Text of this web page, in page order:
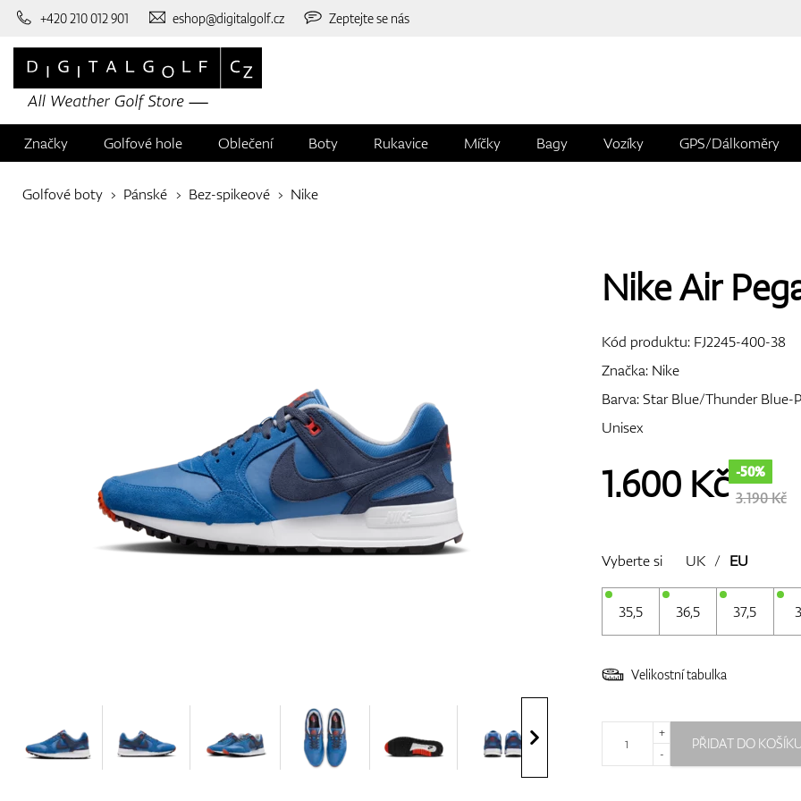
+420 210 012 901 eshop@digitalgolf.cz Zeptejte se nás
Značky Golfové hole Oblečení Boty Rukavice Míčky Bagy Vozíky GPS/Dálkoměry
Golfové boty Pánské Bez-spikeové Nike
Nike Air
Kód produktu: FJ2245-400-38
Značka: Nike
Barva: Star Blue/Thunder Blue-
Unisex
1.600Kč -50%
3.190 Kč
Vyberte si UK / EU
35,5 36,5 37,5
Velikostní tabulka
+
-
PŘIDAT DO